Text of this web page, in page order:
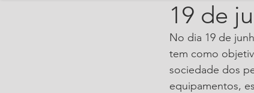
19 de
No dia 19 de
tem como
sociedade dos
equipamentos,